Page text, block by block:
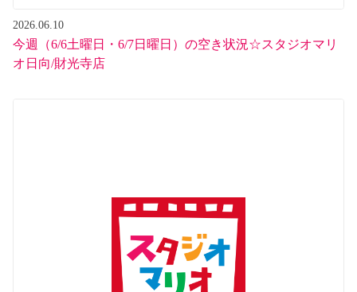
2026.06.10
今週（6/6土曜日・6/7日曜日）の空き状況☆スタジオマリ
オ日向/財光寺店